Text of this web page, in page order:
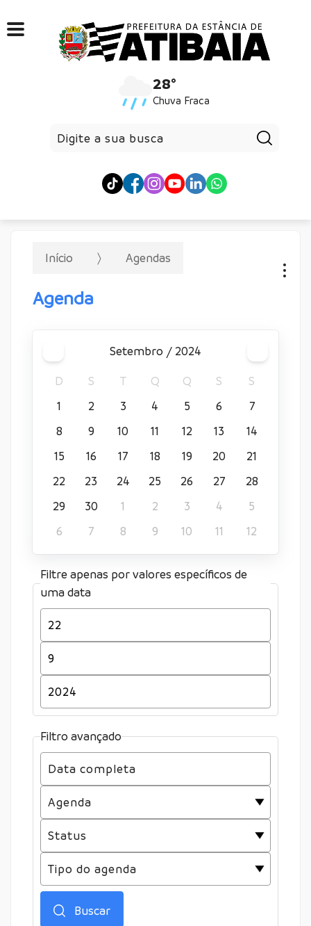
28°
Chuva Fraca
Início Agendas
Agenda
setembro / 2024
D
S T Q Q S
S
1
2 3 4 5 6
7
8
9 10 11 12 13
14
15
16 17 18 19 20
21
22
23 24 25 26 27
28
29
30 1 2 3 4
5
6
7 8 9 10 11 12
Filtre apenas por valores específicos de
uma data
Filtro avançado
Buscar